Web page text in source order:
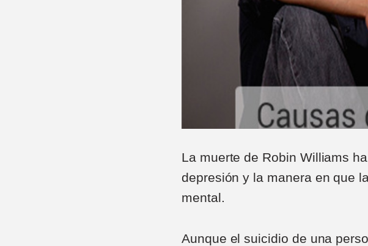
La muerte de Robin Williams
depresión y la manera en que
mental.
Aunque el suicidio de una